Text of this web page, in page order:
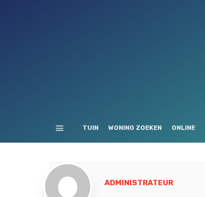
TUIN WONING ZOEKEN ONLINE
ADMINISTRATEUR